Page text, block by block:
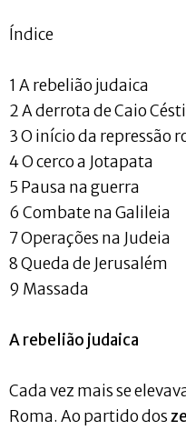
Índice
1 A rebelião judaica
2 A derrota de Caio
3 O início da repressão
4 O cerco a Jotapata
5 Pausa na guerra
6 Combate na Galileia
7 Operações na Judeia
8 Queda de Jerusalém
9 Massada
A rebelião judaica
Cada vez mais se
Roma. Ao partido dos